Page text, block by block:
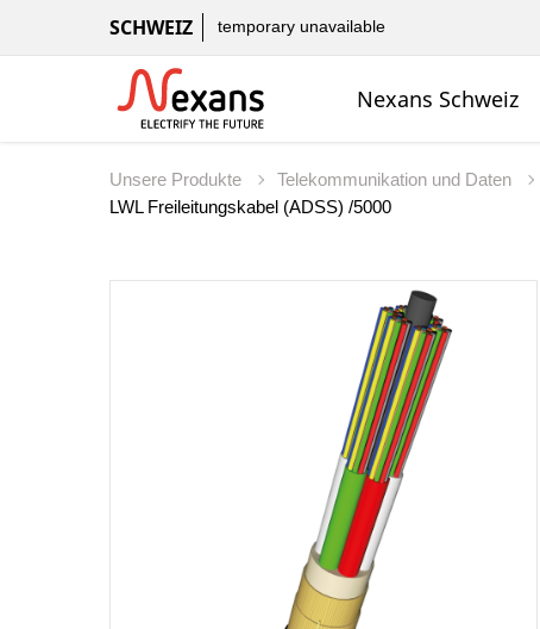
SCHWEIZ temporary unavailable
Nexans Schweiz
Unsere Produkte Telekommunikation und Daten
LWL Freileitungskabel (ADSS) /5000